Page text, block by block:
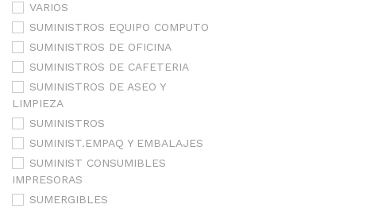
VARIOS
SUMINISTROS EQUIPO COMPUTO
SUMINISTROS DE OFICINA
SUMINISTROS DE CAFETERIA
SUMINISTROS DE ASEO Y
LIMPIEZA
SUMINISTROS
SUMINIST.EMPAQ Y EMBALAJES
SUMINIST CONSUMIBLES
IMPRESORAS
SUMERGIBLES